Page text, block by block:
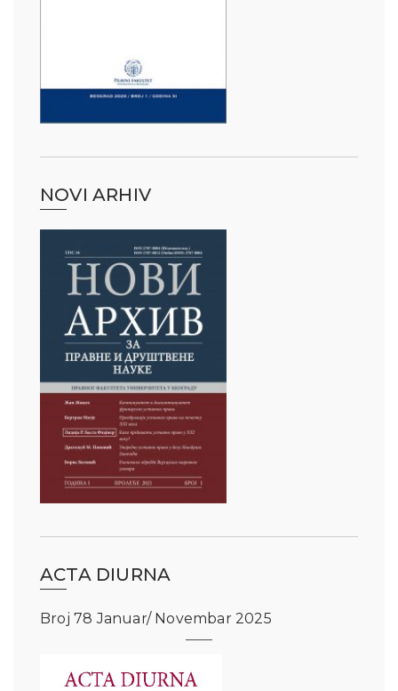
NOVI ARHIV
ACTA DIURNA
Broj 78 Januar/ Novembar 2025